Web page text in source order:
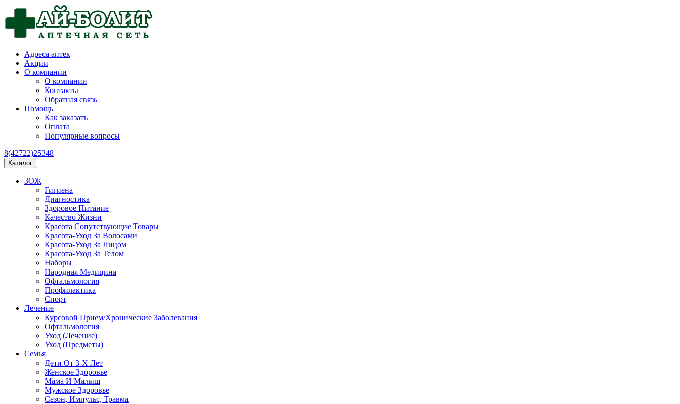
Адреса аптек
Акции
О компании
О компании
Контакты
Обратная связь
Помощь
Как заказать
Оплата
Популярные вопросы
8(42722)25348
Каталог
ЗОЖ
Гигиена
Диагностика
Здоровое Питание
Качество Жизни
Красота Сопутствующие Товары
Красота-Уход За Волосами
Красота-Уход За Лицом
Красота-Уход За Телом
Наборы
Народная Медицина
Офтальмология
Профилактика
Спорт
Лечение
Курсовой Прием/Хронические Заболевания
Офтальмология
Уход (Лечение)
Уход (Предметы)
Семья
Дети От 3-Х Лет
Женское Здоровье
Мама И Малыш
Мужское Здоровье
Сезон, Импульс, Травма